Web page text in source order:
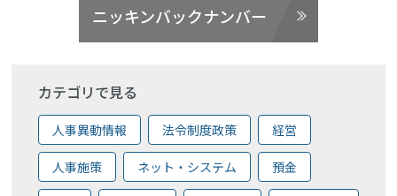
ニッキンバックナンバー
カテゴリで見る
人事異動情報 法令制度政策 経営
人事施策 ネット・システム 預金